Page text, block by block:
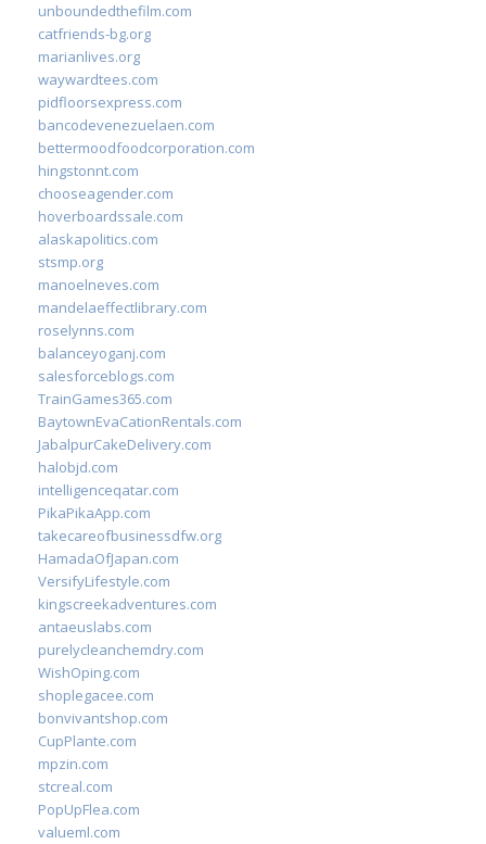
unboundedthefilm.com
catfriends-bg.org
marianlives.org
waywardtees.com
pidfloorsexpress.com
bancodevenezuelaen.com
bettermoodfoodcorporation.com
hingstonnt.com
chooseagender.com
hoverboardssale.com
alaskapolitics.com
stsmp.org
manoelneves.com
mandelaeffectlibrary.com
roselynns.com
balanceyoganj.com
salesforceblogs.com
TrainGames365.com
BaytownEvaCationRentals.com
JabalpurCakeDelivery.com
halobjd.com
intelligenceqatar.com
PikaPikaApp.com
takecareofbusinessdfw.org
HamadaOfJapan.com
VersifyLifestyle.com
kingscreekadventures.com
antaeuslabs.com
purelycleanchemdry.com
WishOping.com
shoplegacee.com
bonvivantshop.com
CupPlante.com
mpzin.com
stcreal.com
PopUpFlea.com
valueml.com